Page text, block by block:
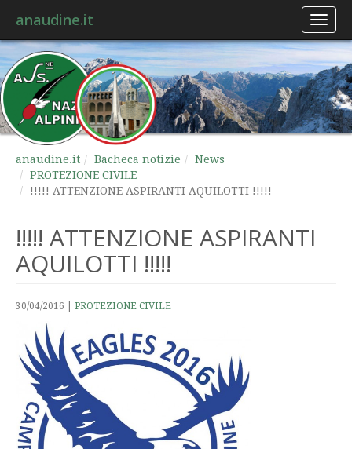
anaudine.it
anaudine.it Bacheca notizie
News
PROTEZIONE CIVILE
!!!!! ATTENZIONE ASPIRANTI AQUILOTTI !!!!!
!!!!! ATTENZIONE ASPIRANTI
AQUILOTTI !!!!!
30/04/2016 PROTEZIONE CIVILE